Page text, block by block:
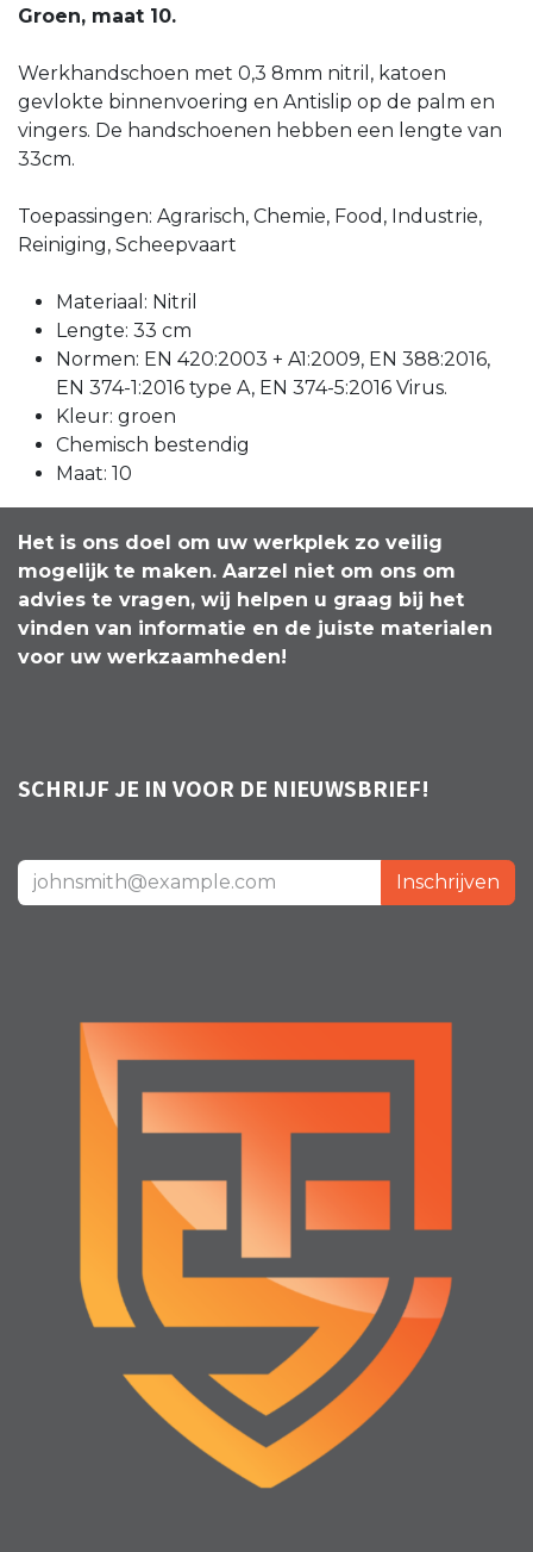
Groen, maat 10.
Werkhandschoen met 0,3 8mm nitril, katoen
gevlokte binnenvoering en Antislip op de palm en
vingers. De handschoenen hebben een lengte van
33cm.
Toepassingen: Agrarisch, Chemie, Food, Industrie,
Reiniging, Scheepvaart
Materiaal: Nitril
Lengte: 33 cm
Normen: EN 420:2003 + A1:2009, EN 388:2016,
EN 374-1:2016 type A, EN 374-5:2016 Virus.
Kleur: groen
Chemisch bestendig
Maat: 10
Het is ons doel om uw werkplek zo veilig
mogelijk te maken. Aarzel niet om ons om
advies te vragen, wij helpen u graag bij het
vinden van informatie en de juiste materialen
voor uw werkzaamheden!
SCHRIJF JE IN VOOR DE NIEUWSBRIEF!
Inschrijven